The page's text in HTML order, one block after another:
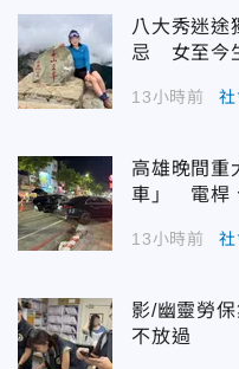
八大秀迷途
忌 女至今
13小時前
高雄晚間重
車」 電桿
13小時前
影/幽靈勞
不放過